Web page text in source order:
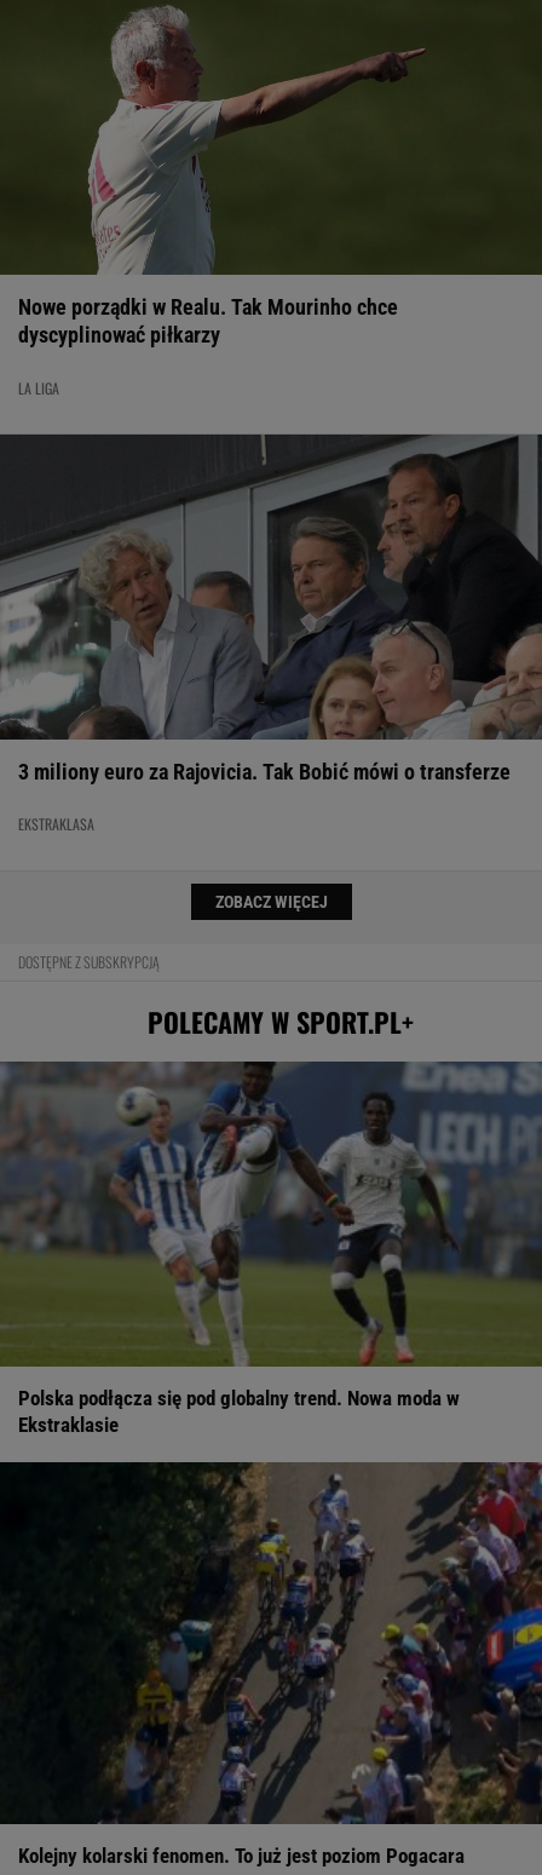
Nowe porządki w Realu. Tak Mourinho chce
dyscyplinować piłkarzy
LA LIGA
3 miliony euro za Rajovicia. Tak Bobić mówi o transferze
EKSTRAKLASA
ZOBACZ WIĘCEJ
DOSTĘPNE Z SUBSKRYPCJĄ
POLECAMY W SPORT.PL+
Polska podłącza się pod globalny trend. Nowa moda w
Ekstraklasie
Kolejny kolarski fenomen. To już jest poziom Pogacara